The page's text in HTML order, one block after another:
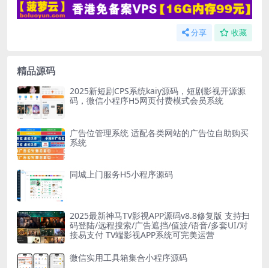
分享 收藏
精品源码
2025新短剧CPS系统kaiy源码，短剧影视开源源
码，微信小程序H5网页付费模式会员系统
广告位管理系统 适配各类网站的广告位自助购买
系统
同城上门服务H5小程序源码
2025最新神马TV影视APP源码v8.8修复版 支持扫
码登陆/远程搜索/广告遮挡/值波/语音/多套UI/对
接易支付 TV端影视APP系统可完美运营
微信实用工具箱集合小程序源码